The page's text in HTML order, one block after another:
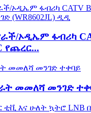
ኦዲኤም ፋብሪካ
የጨረር...
መመለሻ መንገድ